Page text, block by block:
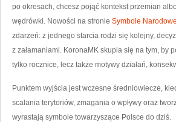
po okresach, chcesz pojąć kontekst przemian
wędrówki. Nowości na stronie Symbole Narodowe
zdarzeń: z jednego starcia rodzi się kolejny,
z załamaniami. KoronaMK skupia się na tym, by
tylko rocznice, lecz także motywy działań,
Punktem wyjścia jest wczesne średniowiecze,
scalania terytoriów, zmagania o wpływy oraz
wyrastają symbole towarzyszące Polsce do dziś.